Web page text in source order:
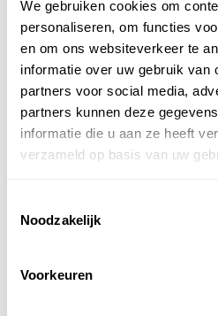
We gebruiken cookies om
personaliseren, om functies
en om ons websiteverkeer te
informatie over uw gebruik van
partners voor social media,
partners kunnen deze
informatie die u aan ze heeft
verzameld op basis van uw
Noodzakelijk
Voorkeuren
excursie boeken?
Miami, Orlando of
BEKIJK
5. Wildlife paradijs Yellowstone
Yellowstone is een van de
waaronder bevers, wezels en
veelvuldig voor. Ook
Yellowstone in Amerika